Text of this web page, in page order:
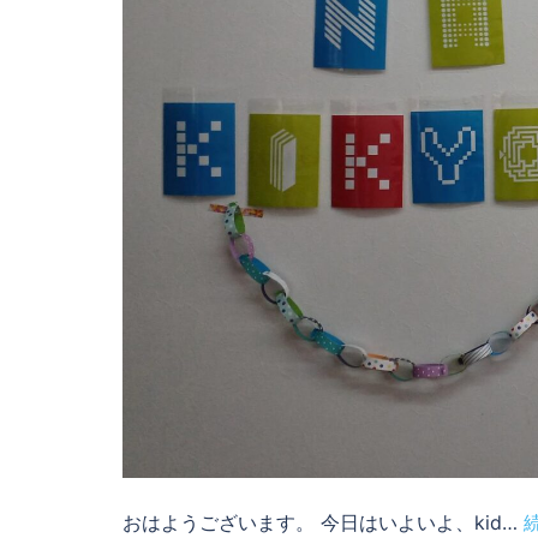
おはようございます。 今日はいよいよ、kid…